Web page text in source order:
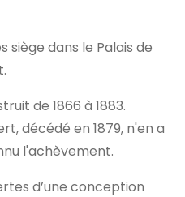
siège dans le Palais de
de 1866 à 1883.
décédé en 1879, n'en a
l'achèvement.
d’une conception